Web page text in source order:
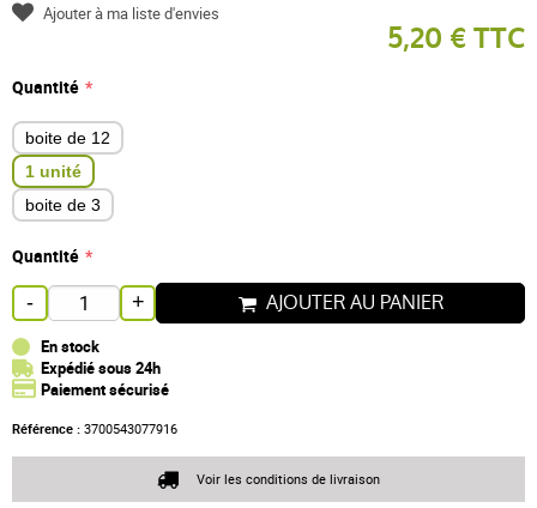
5,20 € TTC
Quantité
boite de 12
1 unité
boite de 3
Quantité
- + AJOUTER AU PANIER
En stock
Expédié sous 24h
Paiement sécurisé
Référence : 3700543077916
Ajouter à ma liste d'envies
Voir les conditions de livraison